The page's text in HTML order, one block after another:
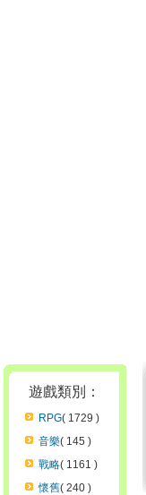
遊戲類別：
RPG( 1729 )
音樂( 145 )
戰略( 1161 )
懷舊( 240 )